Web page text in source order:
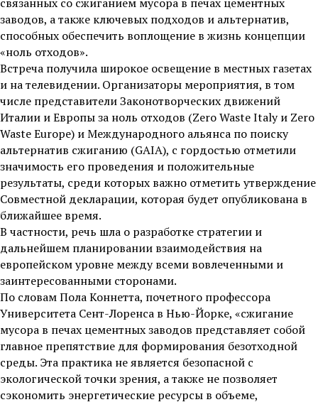
заводов, а также ключевых подходов и альтернатив,
способных обеспечить воплощение в жизнь концепции
«ноль отходов».
Встреча получила широкое освещение в местных газетах
и на телевидении. Организаторы мероприятия, в том
числе представители Законотворческих движений
Италии и Европы за ноль отходов (Zero Waste Italy и Zero
Waste Europe) и Международного альянса по поиску
альтернатив сжиганию (GAIA), с гордостью отметили
значимость его проведения и положительные
результаты, среди которых важно отметить утверждение
Совместной декларации, которая будет опубликована в
ближайшее время.
В частности, речь шла о разработке стратегии и
дальнейшем планировании взаимодействия на
европейском уровне между всеми вовлеченными и
заинтересованными сторонами.
По словам Пола Коннетта, почетного профессора
Университета Сент-Лоренса в Нью-Йорке, «сжигание
мусора в печах цементных заводов представляет собой
главное препятствие для формирования безотходной
среды. Эта практика не является безопасной с
экологической точки зрения, а также не позволяет
сэкономить энергетические ресурсы в объеме,